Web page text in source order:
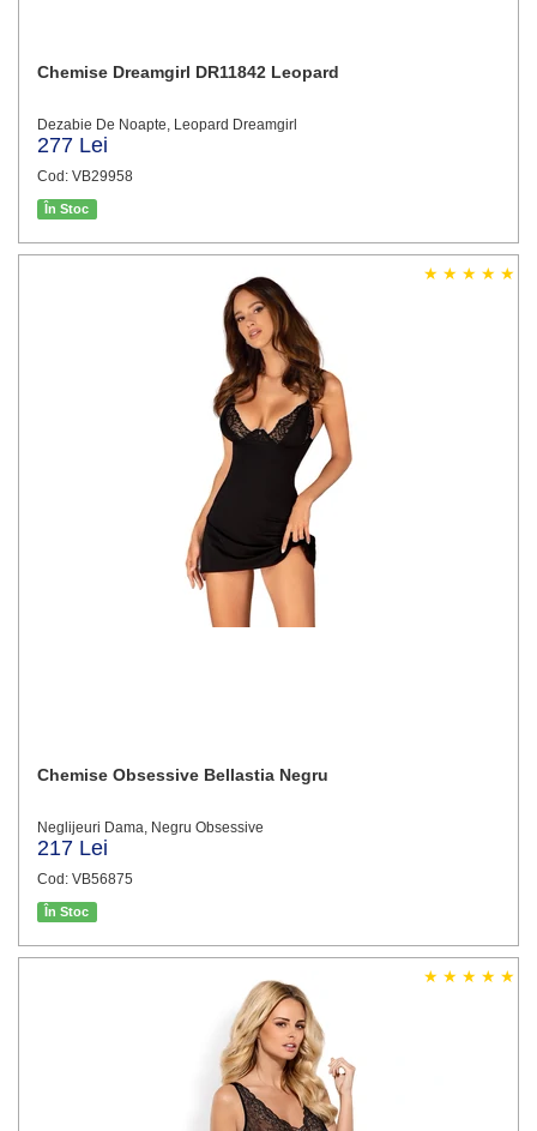
Chemise Dreamgirl DR11842 Leopard
Dezabie De Noapte, Leopard Dreamgirl
277 Lei
Cod: VB29958
În Stoc
Chemise Obsessive Bellastia Negru
Neglijeuri Dama, Negru Obsessive
217 Lei
Cod: VB56875
În Stoc